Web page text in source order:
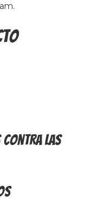
contra las